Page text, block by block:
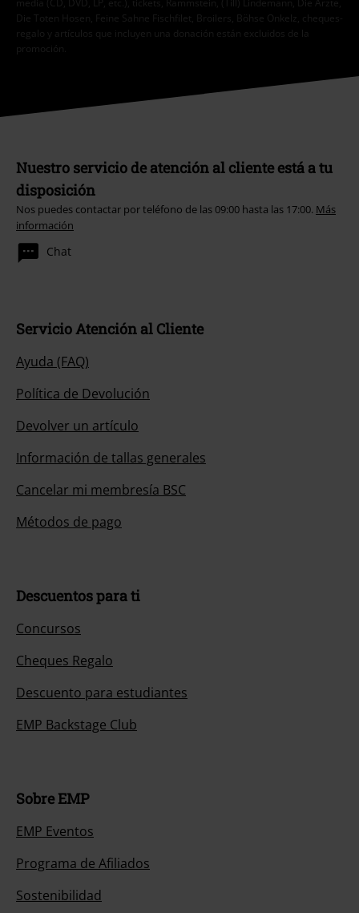
Die Toten Hosen, Feine Sahne Fischfilet, Broilers, Böhse Onkelz, cheques-
regalo y artículos que incluyen una donación están excluidos de la
promoción.
Nuestro servicio de atención al cliente está a tu
disposición
Nos puedes contactar por teléfono de las 09:00 hasta las 17:00. Más
información
Chat
Servicio Atención al Cliente
Ayuda (FAQ)
Política de Devolución
Devolver un artículo
Información de tallas generales
Cancelar mi membresía BSC
Métodos de pago
Descuentos para ti
Concursos
Cheques Regalo
Descuento para estudiantes
EMP Backstage Club
Sobre EMP
EMP Eventos
Programa de Afiliados
Sostenibilidad